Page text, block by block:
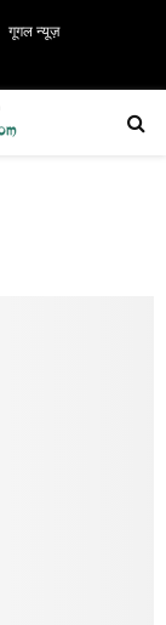
गूगल न्यूज़